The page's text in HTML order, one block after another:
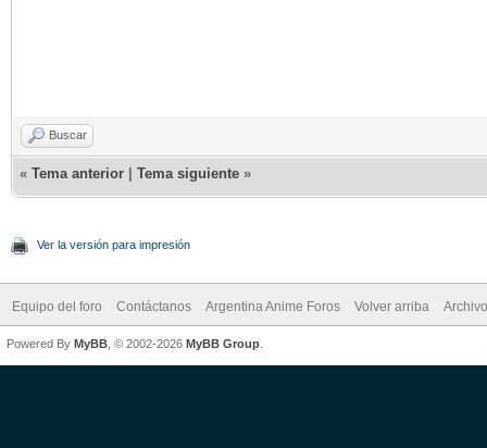
Buscar
« Tema anterior Tema siguiente »
Ver la versión para impresión
Equipo del foro Contáctanos Argentina Anime Foros Volver arriba
Powered By MyBB , © 2002-2026 MyBB Group